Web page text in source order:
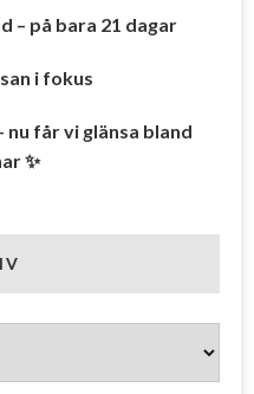
– på bara 21 dagar
i fokus
får vi glänsa bland
✨